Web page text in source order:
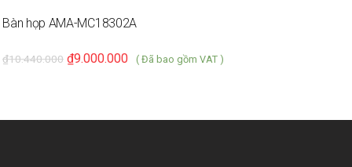
Bàn họp AMA-MC18302A
10.440.000
₫ 9.000.000
₫ ( Đã bao gồm VAT )